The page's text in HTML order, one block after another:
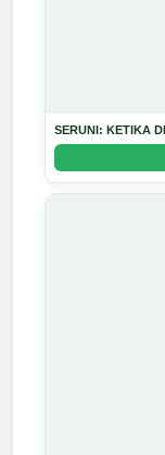
SERUNI: KETIKA